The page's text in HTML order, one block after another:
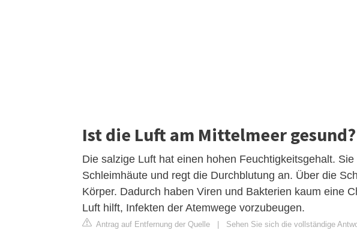
Ist die Luft am Mittelmeer gesund?
Die salzige Luft hat einen hohen Feuchtigkeitsgehalt.
Schleimhäute und regt die Durchblutung an. Über die
Körper. Dadurch haben Viren und Bakterien kaum eine
Luft hilft, Infekten der Atemwege vorzubeugen.
Antrag auf Entfernung der Quelle Sehen Sie sich die vollständige